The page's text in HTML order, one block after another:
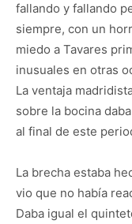
fallando y fallando
siempre, con un
miedo a Tavares
inusuales en otras
La ventaja
sobre la bocina
al final de este
La brecha estaba
vio que no había
Daba igual el